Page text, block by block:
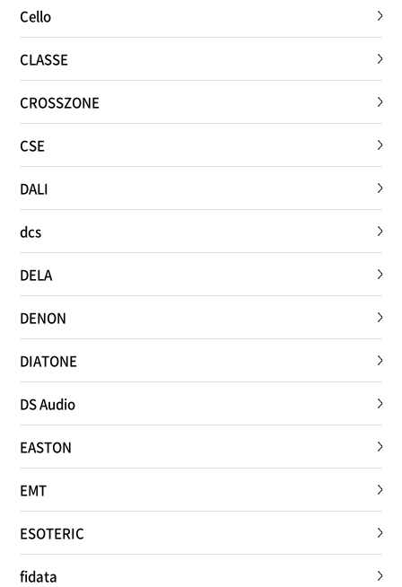
Cello
CLASSE
CROSSZONE
CSE
DALI
dcs
DELA
DENON
DIATONE
DS Audio
EASTON
EMT
ESOTERIC
fidata